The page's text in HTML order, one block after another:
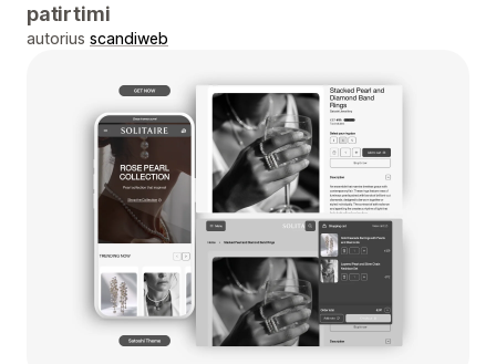
patirtimi
autorius scandiweb